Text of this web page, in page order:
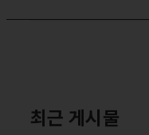
최근 게시물